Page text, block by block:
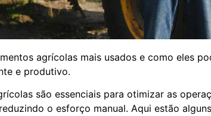
agrícolas mais usados e como eles
e produtivo.
são essenciais para otimizar as
o esforço manual. Aqui estão